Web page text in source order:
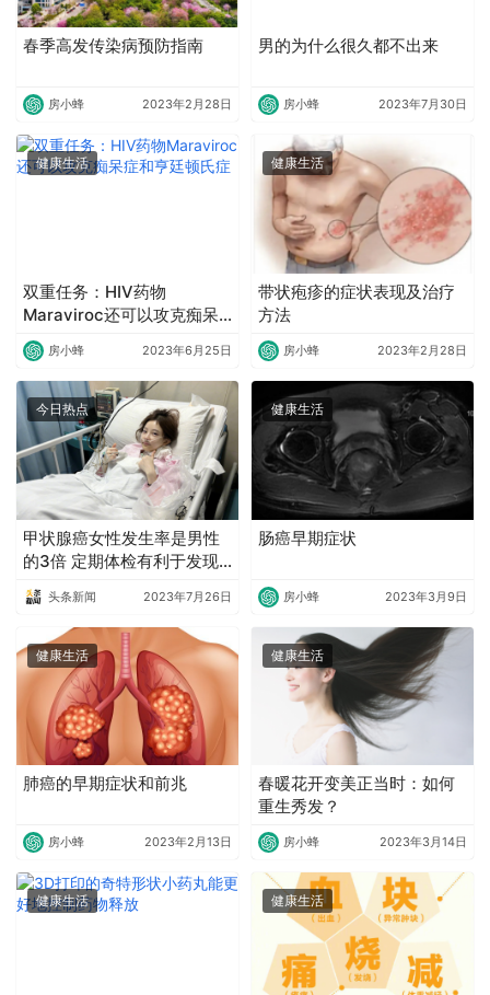
春季高发传染病预防指南
房小蜂 2023年2月28日
男的为什么很久都不出来
房小蜂 2023年7月30日
健康生活
双重任务：HIV药物
Maraviroc还可以攻克痴呆
症和亨廷顿氏症
房小蜂 2023年6月25日
健康生活
带状疱疹的症状表现及治疗
方法
房小蜂 2023年2月28日
今日热点
甲状腺癌女性发生率是男性
的3倍 定期体检有利于发现
头条新闻 2023年7月26日
健康生活
肠癌早期症状
房小蜂 2023年3月9日
健康生活
肺癌的早期症状和前兆
房小蜂 2023年2月13日
健康生活
春暖花开变美正当时：如何
重生秀发？
房小蜂 2023年3月14日
健康生活 健康生活